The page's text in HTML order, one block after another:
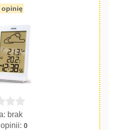
opinię
brak
opinii:0